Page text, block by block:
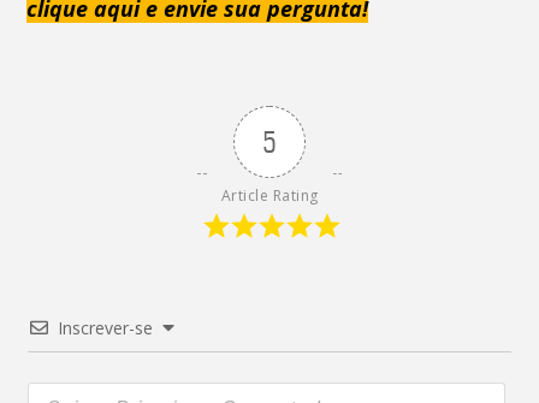
clique aqui e envie sua pergunta!
5
Article Rating
Inscrever-se